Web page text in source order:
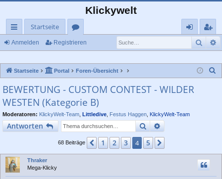
Klickywelt
ch
llz
ug
rif
f
Startseite
or
de
eg
rie
Anmelden Registrieren
Startseite Portal Foren-Übersicht
BEWERTUNG - CUSTOM CONTEST - WILDER
WESTEN (Kategorie B)
Moderatoren: KlickyWelt-Team Littledive Festus Haggen KlickyWelt-Team
Antworten SucheErweiterte Suche
68 Beiträge Vorherige
1 2 3 4 5
Thraker
Mega-Klicky